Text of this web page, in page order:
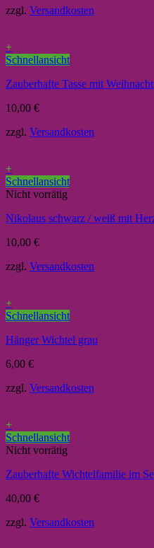
zzgl. Versandkosten
+
Schnellansicht
Zauberhafte Tasse mit
10,00 €
zzgl. Versandkosten
+
Schnellansicht
Nicht vorrätig
Nikolaus schwarz / weiß mit
10,00 €
zzgl. Versandkosten
+
Schnellansicht
Hänger Wichtel grau
6,00 €
zzgl. Versandkosten
+
Schnellansicht
Nicht vorrätig
Zauberhafte Wichtelfamilie im
40,00 €
zzgl. Versandkosten